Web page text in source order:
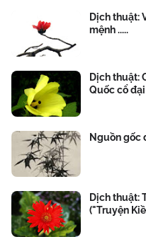
Dịch thuật:
mệnh .....
Dịch thuật:
Quốc cổ đại
Nguồn gốc
Dịch thuật:
("Truyện